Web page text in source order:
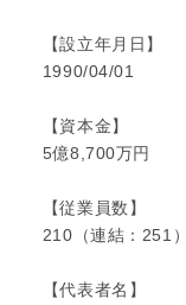
【設立年月日】
1990/04/01
【資本金】
5億8,700万円
【従業員数】
210（連結：251
【代表者名】